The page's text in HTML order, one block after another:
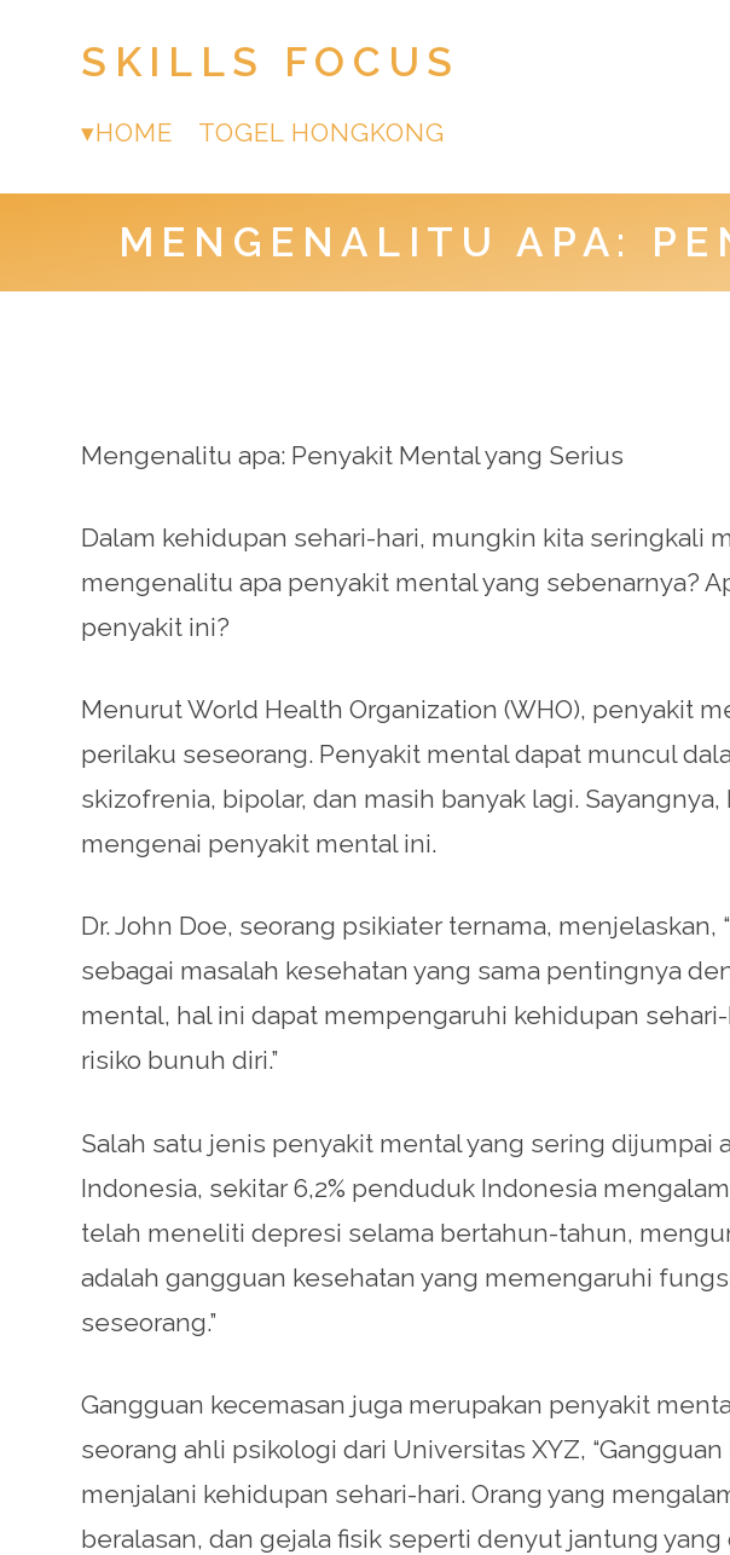
SKILLS FOCUS
HOME TOGEL HONGKONG
MENGENALITU APA:
Mengenalitu apa: Penyakit Mental yang Serius
Dalam kehidupan sehari-hari, mungkin kita seringkali
mengenalitu apa penyakit mental yang sebenarnya?
penyakit ini?
Menurut World Health Organization (WHO), penyakit
perilaku seseorang. Penyakit mental dapat muncul
skizofrenia, bipolar, dan masih banyak lagi.
mengenai penyakit mental ini.
Dr. John Doe, seorang psikiater ternama,
sebagai masalah kesehatan yang sama pentingnya
mental, hal ini dapat mempengaruhi kehidupan
risiko bunuh diri.”
Salah satu jenis penyakit mental yang sering dijumpai
Indonesia, sekitar 6,2% penduduk Indonesia
telah meneliti depresi selama bertahun-tahun,
adalah gangguan kesehatan yang memengaruhi
seseorang.”
Gangguan kecemasan juga merupakan penyakit
seorang ahli psikologi dari Universitas XYZ,
menjalani kehidupan sehari-hari. Orang yang
beralasan, dan gejala fisik seperti denyut jantung